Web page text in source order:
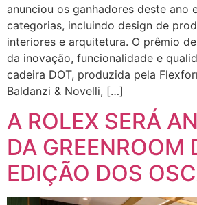
anunciou os ganhadores deste ano
categorias, incluindo design de
interiores e arquitetura. O prêmio
da inovação, funcionalidade e
cadeira DOT, produzida pela
Baldanzi & Novelli, […]
A ROLEX SERÁ
DA GREENROOM
EDIÇÃO DOS